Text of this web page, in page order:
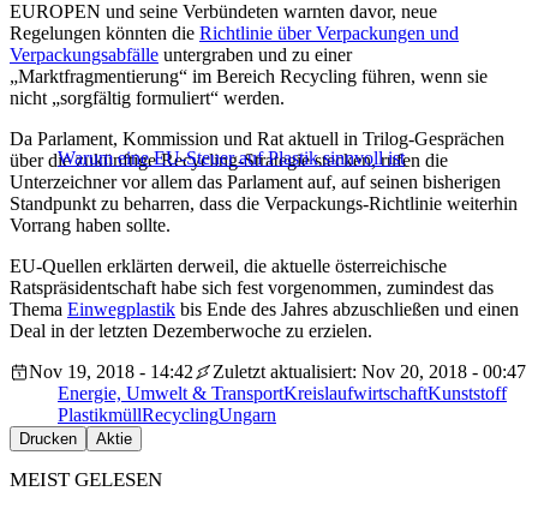
EUROPEN und seine Verbündeten warnten davor, neue
Regelungen könnten die Richtlinie über Verpackungen und
Verpackungsabfälle untergraben und zu einer
„Marktfragmentierung“ im Bereich Recycling führen, wenn sie
nicht „sorgfältig formuliert“ werden.
Warum eine EU-Steuer auf Plastik sinnvoll ist
Da Parlament, Kommission und Rat aktuell in Trilog-Gesprächen
über die zukünftige Recycling-Strategie stecken, rufen die
Unterzeichner vor allem das Parlament auf, auf seinen bisherigen
Standpunkt zu beharren, dass die Verpackungs-Richtlinie weiterhin
Vorrang haben sollte.
EU-Quellen erklärten derweil, die aktuelle österreichische
Ratspräsidentschaft habe sich fest vorgenommen, zumindest das
Thema Einwegplastik bis Ende des Jahres abzuschließen und einen
Deal in der letzten Dezemberwoche zu erzielen.
Nov 19, 2018 - 14:42
Zuletzt aktualisiert: Nov 20, 2018 - 00:47
Energie, Umwelt & TransportKreislaufwirtschaftKunststoff
PlastikmüllRecyclingUngarn
Drucken Aktie
MEIST GELESEN